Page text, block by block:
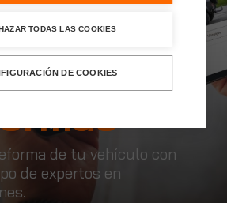
de tu vehículo con
de expertos en
TODAS LAS COOKIES
DE COOKIES